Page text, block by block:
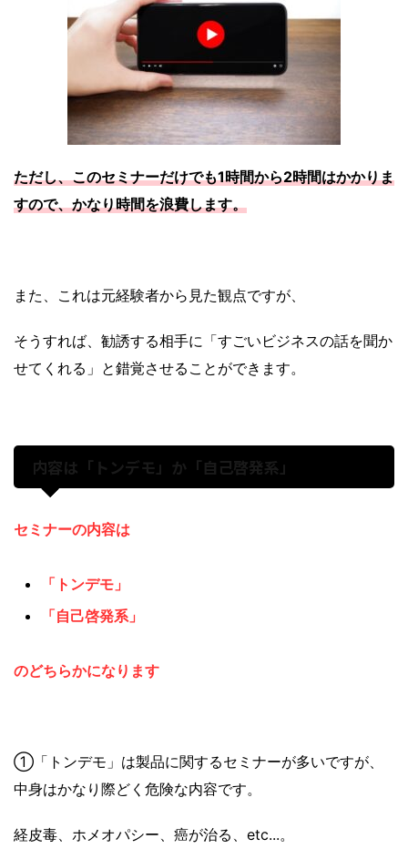
ただし、このセミナーだけでも1時間から2時間はかかりま
すので、かなり時間を浪費します。
また、これは元経験者から見た観点ですが、
そうすれば、勧誘する相手に「すごいビジネスの話を聞か
せてくれる」と錯覚させることができます。
内容は「トンデモ」か「自己啓発系」
セミナーの内容は
「トンデモ」
「自己啓発系」
のどちらかになります
①「トンデモ」は製品に関するセミナーが多いですが、
中身はかなり際どく危険な内容です。
経皮毒、ホメオパシー、癌が治る、etc...。